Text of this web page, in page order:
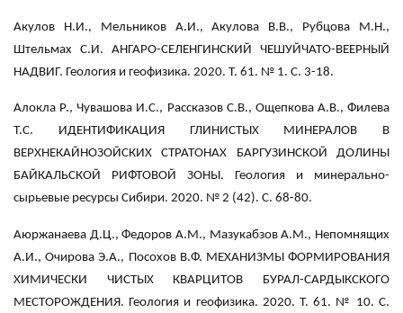
Акулов Н.И., Мельников А.И., Акулова В.В., Рубцова М.Н.,
Штельмах С.И. АНГАРО-СЕЛЕНГИНСКИЙ ЧЕШУЙЧАТО-ВЕЕРНЫЙ
НАДВИГ. Геология и геофизика. 2020. Т. 61. № 1. С. 3-18.
Алокла Р., Чувашова И.С., Рассказов С.В., Ощепкова А.В., Филева
Т.С. ИДЕНТИФИКАЦИЯ ГЛИНИСТЫХ МИНЕРАЛОВ В
ВЕРХНЕКАЙНОЗОЙСКИХ СТРАТОНАХ БАРГУЗИНСКОЙ ДОЛИНЫ
БАЙКАЛЬСКОЙ РИФТОВОЙ ЗОНЫ. Геология и минерально-
сырьевые ресурсы Сибири. 2020. № 2 (42). С. 68-80.
Аюржанаева Д.Ц., Федоров А.М., Мазукабзов А.М., Непомнящих
А.И., Очирова Э.А., Посохов В.Ф. МЕХАНИЗМЫ ФОРМИРОВАНИЯ
ХИМИЧЕСКИ ЧИСТЫХ КВАРЦИТОВ БУРАЛ-САРДЫКСКОГО
МЕСТОРОЖДЕНИЯ. Геология и геофизика. 2020. Т. 61. № 10. С.